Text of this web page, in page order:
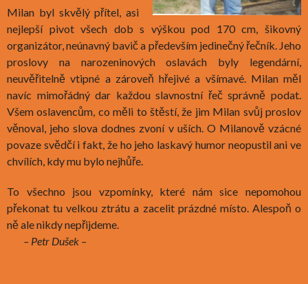
Milan byl skvělý přítel, asi
nejlepší pivot všech dob s výškou pod 170 cm, šikovný
organizátor, neúnavný bavič a především jedinečný řečník. Jeho
proslovy na narozeninových oslavách byly legendární,
neuvěřitelně vtipné a zároveň hřejivé a všímavé. Milan měl
navíc mimořádný dar každou slavnostní řeč správně podat.
Všem oslavencům, co měli to štěstí, že jim Milan svůj proslov
věnoval, jeho slova dodnes zvoní v uších. O Milanově vzácné
povaze svědčí i fakt, že ho jeho laskavý humor neopustil ani ve
chvílích, kdy mu bylo nejhůře.
To všechno jsou vzpomínky, které nám sice nepomohou
překonat tu velkou ztrátu a zacelit prázdné místo. Alespoň o
ně ale nikdy nepřijdeme.
– Petr Dušek –